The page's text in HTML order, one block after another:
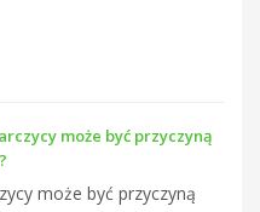
może być przyczyną
może być przyczyną